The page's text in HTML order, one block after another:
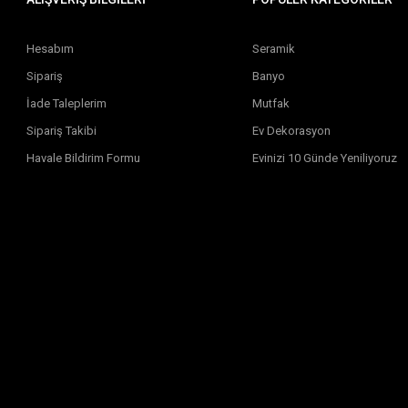
Hesabım
Sipariş
İade Taleplerim
Sipariş Takibi
Havale Bildirim Formu
Seramik
Banyo
Mutfak
Ev Dekorasyon
Evinizi 10 Günde Yeniliyoruz